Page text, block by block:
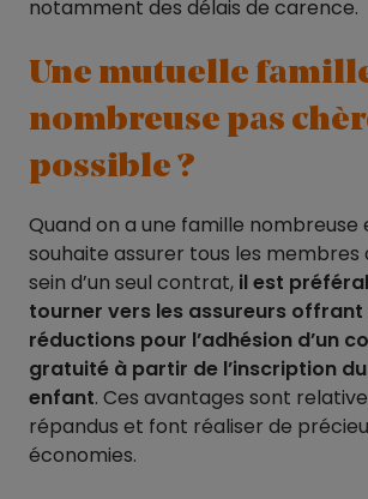
notamment des délais de carence.
Une mutuelle
nombreuse pas
possible ?
Quand on a une famille nombreuse
souhaite assurer tous les membres
sein d’un seul contrat, il est
tourner vers les assureurs offrant
réductions pour l’adhésion d’un
gratuité à partir de l’inscription
enfant. Ces avantages sont
répandus et font réaliser de
économies.